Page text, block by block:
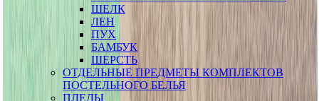
ШЕЛК
ЛЕН
ПУХ
БАМБУК
ШЕРСТЬ
ОТДЕЛЬНЫЕ ПРЕДМЕТЫ КОМПЛЕКТОВ
ПОСТЕЛЬНОГО БЕЛЬЯ
ПЛЕДЫ